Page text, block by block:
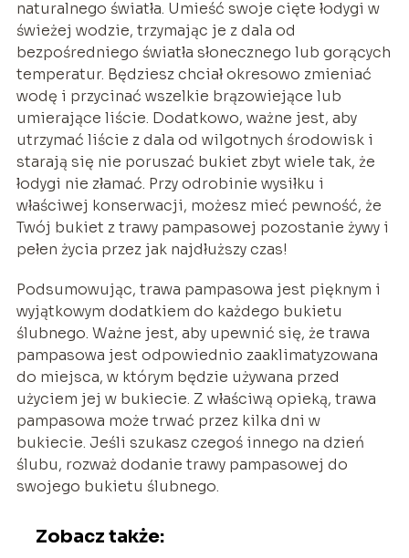
naturalnego światła. Umieść swoje cięte łodygi w
świeżej wodzie, trzymając je z dala od
bezpośredniego światła słonecznego lub gorących
temperatur. Będziesz chciał okresowo zmieniać
wodę i przycinać wszelkie brązowiejące lub
umierające liście. Dodatkowo, ważne jest, aby
utrzymać liście z dala od wilgotnych środowisk i
starają się nie poruszać bukiet zbyt wiele tak, że
łodygi nie złamać. Przy odrobinie wysiłku i
właściwej konserwacji, możesz mieć pewność, że
Twój bukiet z trawy pampasowej pozostanie żywy i
pełen życia przez jak najdłuższy czas!
Podsumowując, trawa pampasowa jest pięknym i
wyjątkowym dodatkiem do każdego bukietu
ślubnego. Ważne jest, aby upewnić się, że trawa
pampasowa jest odpowiednio zaaklimatyzowana
do miejsca, w którym będzie używana przed
użyciem jej w bukiecie. Z właściwą opieką, trawa
pampasowa może trwać przez kilka dni w
bukiecie. Jeśli szukasz czegoś innego na dzień
ślubu, rozważ dodanie trawy pampasowej do
swojego bukietu ślubnego.
Zobacz także: